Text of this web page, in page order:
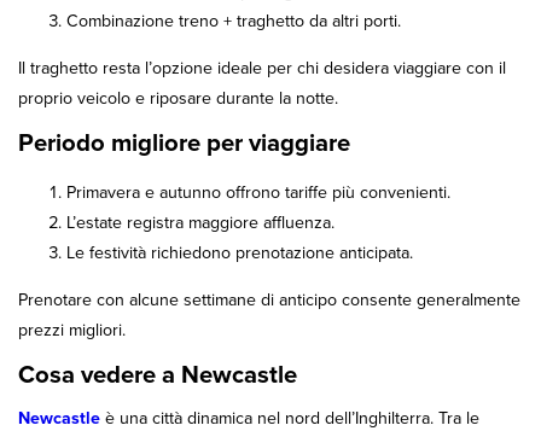
Combinazione treno + traghetto da altri porti.
Il traghetto resta l’opzione ideale per chi desidera viaggiare con il
proprio veicolo e riposare durante la notte.
Periodo migliore per viaggiare
Primavera e autunno offrono tariffe più convenienti.
L’estate registra maggiore affluenza.
Le festività richiedono prenotazione anticipata.
Prenotare con alcune settimane di anticipo consente generalmente
prezzi migliori.
Cosa vedere a Newcastle
Newcastle è una città dinamica nel nord dell’Inghilterra. Tra le